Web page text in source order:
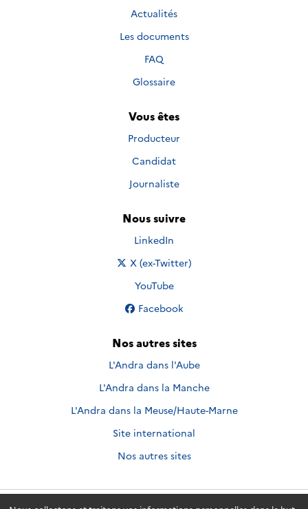
Actualités
Les documents
FAQ
Glossaire
Vous êtes
Producteur
Candidat
Journaliste
Nous suivre
Nous suivre sur
LinkedIn
Nous suivre sur
X (ex-Twitter)
Nous suivre sur
YouTube
Nous suivre sur
Facebook
Nos autres sites
L'Andra dans l'Aube
L'Andra dans la Manche
L'Andra dans la Meuse/Haute-Marne
Site international
Nos autres sites